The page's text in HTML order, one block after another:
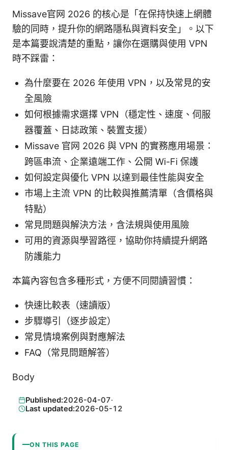
Missave官网 2026 的核心是「在保持快速上網體
驗的同時，提升你的網路隱私與資料安全」。以下
是本篇要說清楚的重點，讓你在選購與使用 VPN
時不踩雷：
為什麼要在 2026 年使用 VPN，以及常見的安
全風險
如何根據需求選擇 VPN（穩定性、速度、伺服
器覆蓋、日誌政策、裝置支援）
Missave 官网 2026 與 VPN 的實務應用場景：
跨區串流、企業遠端工作、公開 Wi-Fi 保護
如何設定與優化 VPN 以達到最佳性能與安全
市場上主流 VPN 的比較與推薦清單（含價格與
特點）
常見問題與解決方法，含法規與使用風險
可用的資源與學習路徑，協助你持續提升網路
防護能力
本篇內容包含多種形式，方便不同閱讀習慣：
快速比較表（速讀版）
步驟導引（逐步設定）
常見情境案例與對應解法
FAQ（常見問題解答）
Body
Published:2026-04-07·
Last updated:2026-05-12
ON THIS PAGE